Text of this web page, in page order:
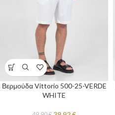
Βερμούδα Vittorio 500-25-VERDE
WHITE